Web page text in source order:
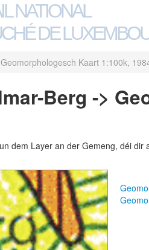
NATIONAL
DE
Geomorphologesch Kaart 1:100k,
Berg ->
dem Layer an der Gemeng, déi